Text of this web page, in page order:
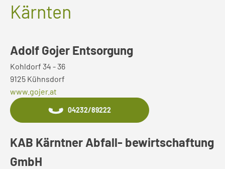
Kärnten
Adolf Gojer Entsorgung
Kohldorf 34 - 36
9125 Kühnsdorf
www.gojer.at
04232/89222
KAB Kärntner Abfall- bewirtschaftung
GmbH